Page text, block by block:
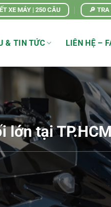
XE MÁY | 250 CÂU 🔎 TRA
& TIN TỨC LIÊN HỆ –
lớn tại